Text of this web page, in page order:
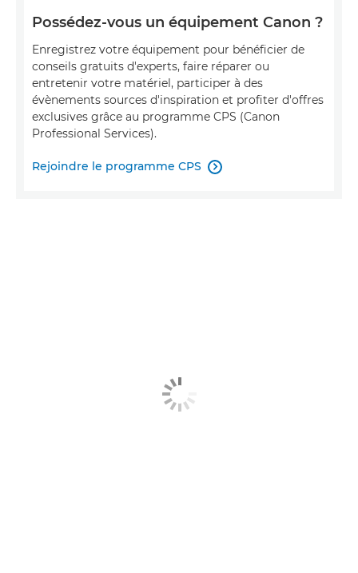
Possédez-vous un équipement Canon ?
Enregistrez votre équipement pour bénéficier de
conseils gratuits d'experts, faire réparer ou
entretenir votre matériel, participer à des
évènements sources d'inspiration et profiter d'offres
exclusives grâce au programme CPS (Canon
Professional Services).
Rejoindre le programme CPS 